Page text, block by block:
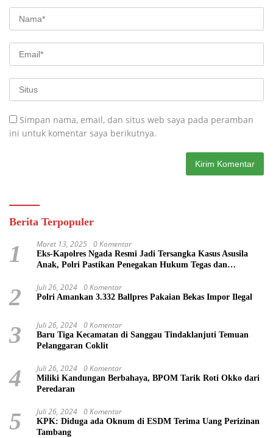
Simpan nama, email, dan situs web saya pada peramban
ini untuk komentar saya berikutnya.
Berita Terpopuler
1 Maret 13, 2025 0 Komentar
Eks-Kapolres Ngada Resmi Jadi Tersangka Kasus Asusila
Anak, Polri Pastikan Penegakan Hukum Tegas dan
2 Juli 26, 2024 0 Komentar
Polri Amankan 3.332 Ballpres Pakaian Bekas Impor Ilegal
3 Juli 26, 2024 0 Komentar
Baru Tiga Kecamatan di Sanggau Tindaklanjuti Temuan
Pelanggaran Coklit
4 Juli 26, 2024 0 Komentar
Miliki Kandungan Berbahaya, BPOM Tarik Roti Okko dari
Peredaran
5 Juli 26, 2024 0 Komentar
KPK: Diduga ada Oknum di ESDM Terima Uang Perizinan
Tambang